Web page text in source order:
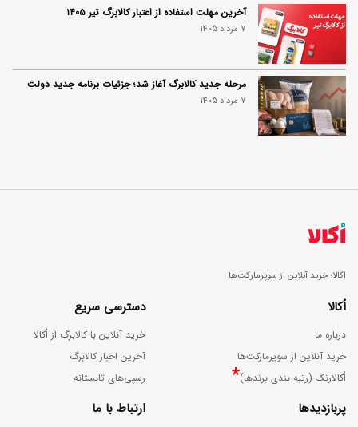
آخرین مهلت استفاده از اعتبار کالابرگ تیر ۱۴۰۵
7 مرداد 1405
مرحله جدید کالابرگ آغاز شد؛ جزئیات برنامه جدید دولت
7 مرداد 1405
اکالا؛ خرید آنلاین از سوپرمارکت‌ها
اُکالا
درباره ما
خرید آنلاین از سوپرمارکت‌ها
اُکالارنک (رتبه بندی برندها)*
دسترسی سریع
خرید آنلاین با کالابرگ از اُکالا
آخرین اخبار کالابرگ
رسپی‌های تابستانه
پربازدیدها ارتباط با ما